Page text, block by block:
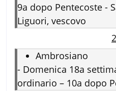
9a dopo Pentecoste -
Liguori, vescovo
2
Ambrosiano
- Domenica 18a
ordinario – 10a dopo